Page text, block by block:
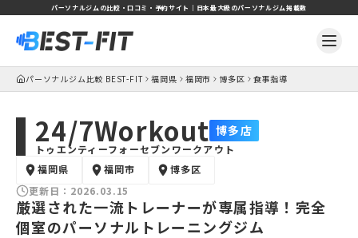
パーソナルジムの比較・口コミ・予約サイト｜日本最大級のパーソナルジム掲載数
パーソナルジム比較 BEST-FIT 福岡県 福岡市 博多区 食事指導
24/7Workout 博多店
トゥエンティーフォーセブンワークアウト
福岡県
福岡市
博多区
更新日： 2026.03.15
厳選された一流トレーナーが専属指導！完全
個室のパーソナルトレーニングジム